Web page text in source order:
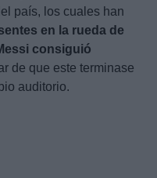
país, los cuales han
en la rueda de
consiguió
de que este terminase
auditorio.